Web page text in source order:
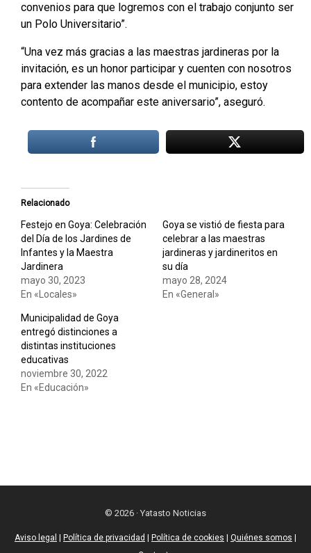
convenios para que logremos con el trabajo conjunto ser
un Polo Universitario”.
“Una vez más gracias a las maestras jardineras por la
invitación, es un honor participar y cuenten con nosotros
para extender las manos desde el municipio, estoy
contento de acompañar este aniversario”, aseguró.
Relacionado
Festejo en Goya: Celebración
del Día de los Jardines de
Infantes y la Maestra
Jardinera
mayo 30, 2023
En «Locales»
Goya se vistió de fiesta para
celebrar a las maestras
jardineras y jardineritos en
su día
mayo 28, 2024
En «General»
Municipalidad de Goya
entregó distinciones a
distintas instituciones
educativas
noviembre 30, 2022
En «Educación»
© 2026 · Yatasto Noticias
Aviso legal Política de privacidad Política de cookies Quiénes somos